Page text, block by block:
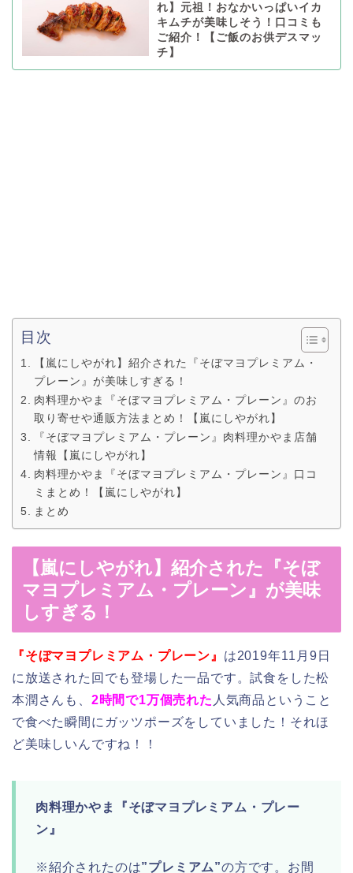
れ】元祖！おなかいっぱいイカ
キムチが美味しそう！口コミも
ご紹介！【ご飯のお供デスマッ
チ】
目次
【嵐にしやがれ】紹介された『そぼマヨプレミアム・
プレーン』が美味しすぎる！
肉料理かやま『そぼマヨプレミアム・プレーン』のお
取り寄せや通販方法まとめ！【嵐にしやがれ】
『そぼマヨプレミアム・プレーン』肉料理かやま店舗
情報【嵐にしやがれ】
肉料理かやま『そぼマヨプレミアム・プレーン』口コ
ミまとめ！【嵐にしやがれ】
まとめ
【嵐にしやがれ】紹介された『そぼ
マヨプレミアム・プレーン』が美味
しすぎる！
『そぼマヨプレミアム・プレーン』 は2019年11月9日
に放送された回でも登場した一品です。試食をした松
本潤さんも、 2時間で1万個売れた 人気商品ということ
で食べた瞬間にガッツポーズをしていました！それほ
ど美味しいんですね！！
肉料理かやま『そぼマヨプレミアム・プレー
ン』
※紹介されたのは”プレミアム”の方です。お間